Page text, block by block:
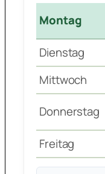
Montag
Dienstag
Mittwoch
Donnerstag
Freitag